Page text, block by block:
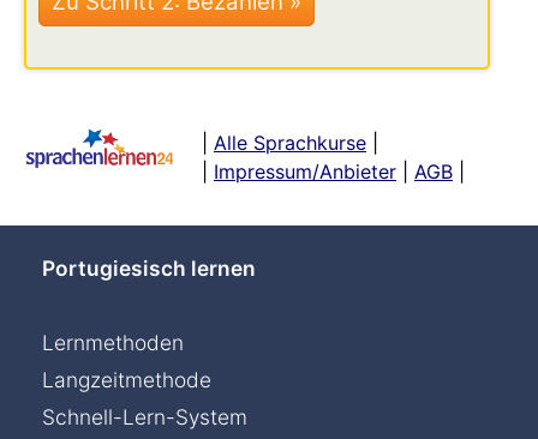
Alle Sprachkurse
Impressum/Anbieter AGB
Portugiesisch lernen
Lernmethoden
Langzeitmethode
Schnell-Lern-System